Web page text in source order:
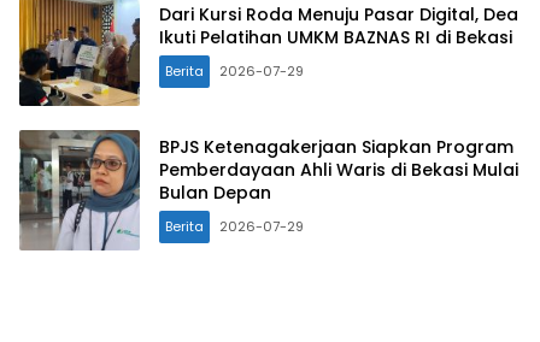
Dari Kursi Roda Menuju Pasar Digital, Dea
Ikuti Pelatihan UMKM BAZNAS RI di Bekasi
Berita 2026-07-29
BPJS Ketenagakerjaan Siapkan Program
Pemberdayaan Ahli Waris di Bekasi Mulai
Bulan Depan
Berita 2026-07-29